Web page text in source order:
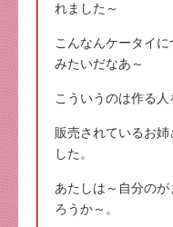
れました～
こんなんケータイ
みたいだなあ～
こういうのは作る人
販売されているお
した。
あたしは～自分の
ろうか～。